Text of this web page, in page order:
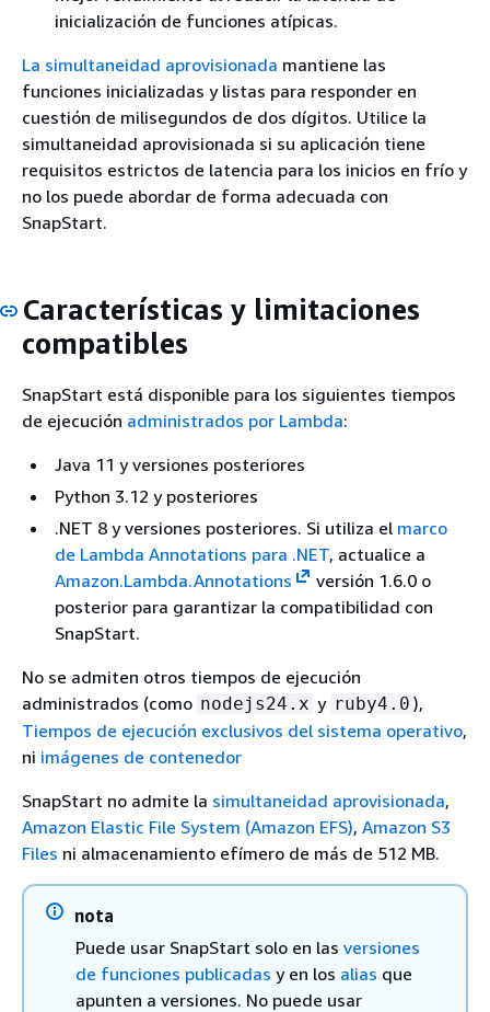
inicialización de funciones atípicas.
La simultaneidad aprovisionada mantiene las
funciones inicializadas y listas para responder en
cuestión de milisegundos de dos dígitos. Utilice la
simultaneidad aprovisionada si su aplicación tiene
requisitos estrictos de latencia para los inicios en frío y
no los puede abordar de forma adecuada con
SnapStart.
Características y limitaciones
compatibles
SnapStart está disponible para los siguientes tiempos
de ejecución administrados por Lambda:
Java 11 y versiones posteriores
Python 3.12 y posteriores
.NET 8 y versiones posteriores. Si utiliza el marco
de Lambda Annotations para .NET, actualice a
Amazon.Lambda.Annotations
versión 1.6.0 o
posterior para garantizar la compatibilidad con
SnapStart.
No se admiten otros tiempos de ejecución
administrados (como nodejs24.x y ruby4.0 ),
Tiempos de ejecución exclusivos del sistema operativo,
ni imágenes de contenedor
SnapStart no admite la simultaneidad aprovisionada,
Amazon Elastic File System (Amazon EFS), Amazon S3
Files ni almacenamiento efímero de más de 512 MB.
nota
Puede usar SnapStart solo en las versiones
de funciones publicadas y en los alias que
apunten a versiones. No puede usar